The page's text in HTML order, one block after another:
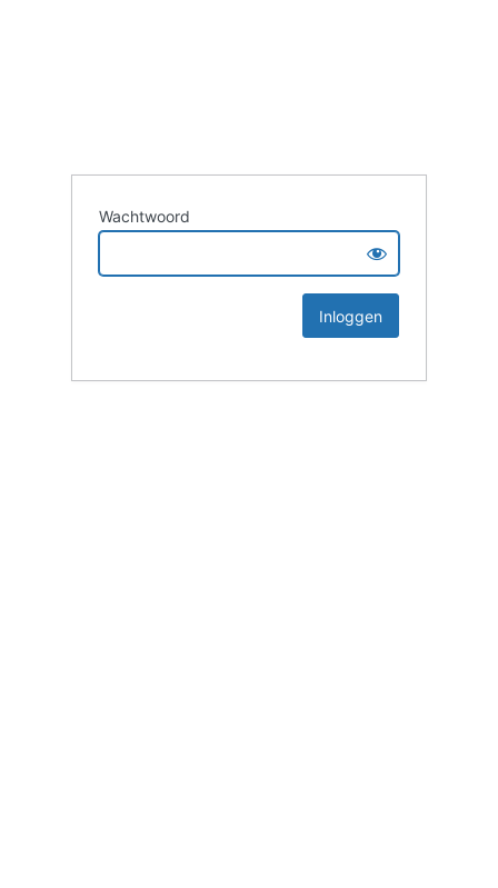
Wachtwoord